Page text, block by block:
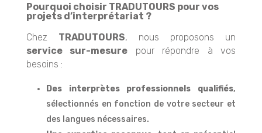
Pourquoi choisir TRADUTOURS pour vos
projets d’interprétariat ?
Chez TRADUTOURS, nous proposons un
service sur-mesure pour répondre à vos
besoins :
Des interprètes professionnels qualifiés,
sélectionnés en fonction de votre secteur et
des langues nécessaires.